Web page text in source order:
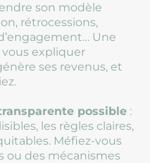
son modèle
rétrocessions,
Une
expliquer
ses revenus, et
possible :
les règles claires,
Méfiez-vous
ou des mécanismes